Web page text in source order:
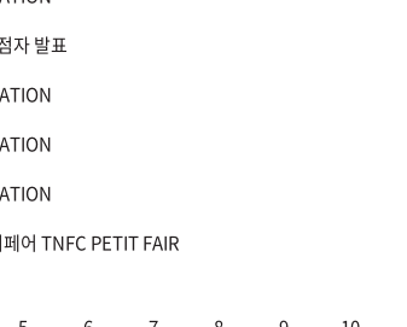
자 발표
어 TNFC PETIT FAIR